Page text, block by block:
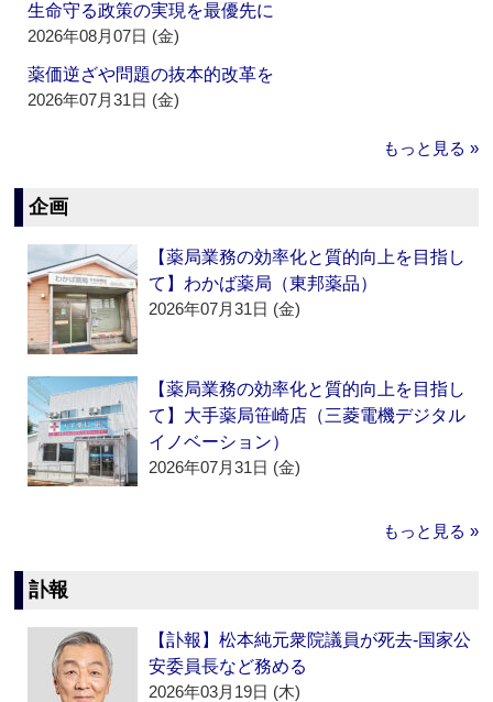
生命守る政策の実現を最優先に
2026年08月07日 (金)
薬価逆ざや問題の抜本的改革を
2026年07月31日 (金)
もっと見る »
企画
【薬局業務の効率化と質的向上を目指し
て】わかば薬局（東邦薬品）
2026年07月31日 (金)
【薬局業務の効率化と質的向上を目指し
て】大手薬局笹崎店（三菱電機デジタル
イノベーション）
2026年07月31日 (金)
もっと見る »
訃報
【訃報】松本純元衆院議員が死去‐国家公
安委員長など務める
2026年03月19日 (木)